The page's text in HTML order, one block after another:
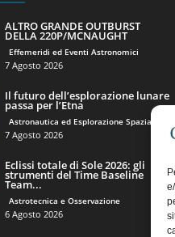
ALTRO GRANDE OUTBURST
DELLA 220P/MCNAUGHT
Effemeridi ed Eventi Astronomici
7 Agosto 2026
Il futuro dell’esplorazione lunare
passa per l’Etna
Astronautica ed Esplorazione Spaziale
7 Agosto 2026
Eclissi totale di Sole 2026: gli
strumenti del Time Baseline
Team...
Astrotecnica e Osservazione
6 Agosto 2026